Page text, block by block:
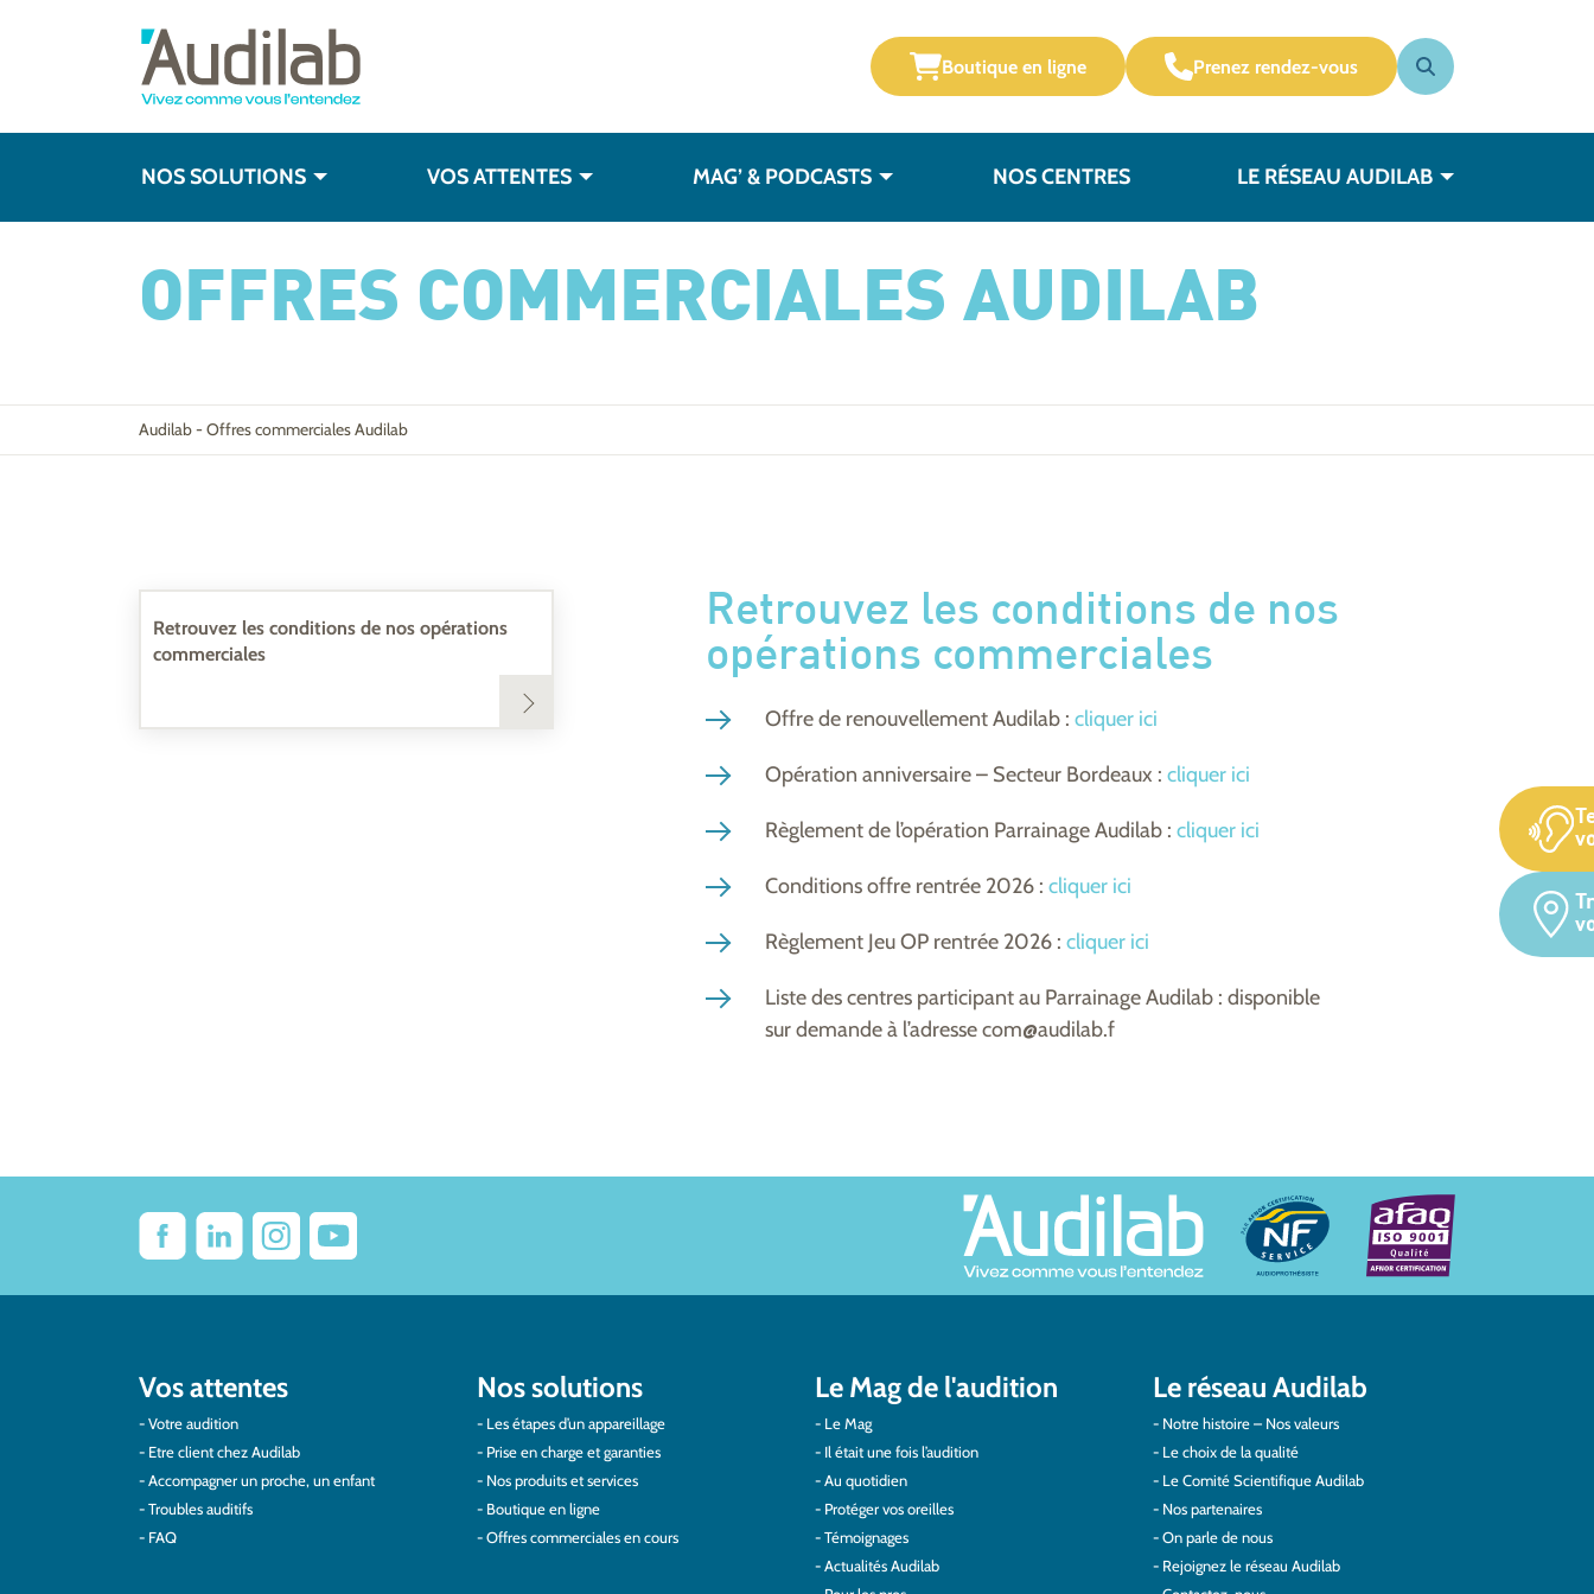
Boutique en ligne Prenez rendez-vous
NOS SOLUTIONS VOS ATTENTES MAG’ & PODCASTS NOS CENTRES LE RÉSEAU AUDILAB
OFFRES COMMERCIALES AUDILAB
Audilab-Offres commerciales Audilab
Retrouvez les conditions de nos opérations
commerciales
Retrouvez les conditions de nos
opérations commerciales
Offre de renouvellement Audilab : cliquer ici
Opération anniversaire – Secteur Bordeaux : cliquer ici
Règlement de l’opération Parrainage Audilab : cliquer ici
Conditions offre rentrée 2026 : cliquer ici
Règlement Jeu OP rentrée 2026 : cliquer ici
Liste des centres participant au Parrainage Audilab : disponible
sur demande à l’adresse com@audilab.f
Vos attentes
Votre audition
Etre client chez Audilab
Accompagner un proche, un enfant
Troubles auditifs
FAQ
Nos solutions
Les étapes d’un appareillage
Prise en charge et garanties
Nos produits et services
Boutique en ligne
Offres commerciales en cours
Le Mag de l'audition
Le Mag
Il était une fois l’audition
Au quotidien
Protéger vos oreilles
Témoignages
Actualités Audilab
Le réseau Audilab
Notre histoire – Nos valeurs
Le choix de la qualité
Le Comité Scientifique Audilab
Nos partenaires
On parle de nous
Rejoignez le réseau Audilab